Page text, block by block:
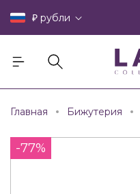
₽ рубли
Главная Бижутерия
-77%